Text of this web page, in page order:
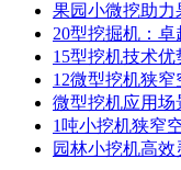
果园小微挖助力
20型挖掘机：
15型挖机技术
12微型挖机狭
微型挖机应用
1吨小挖机狭窄
园林小挖机高